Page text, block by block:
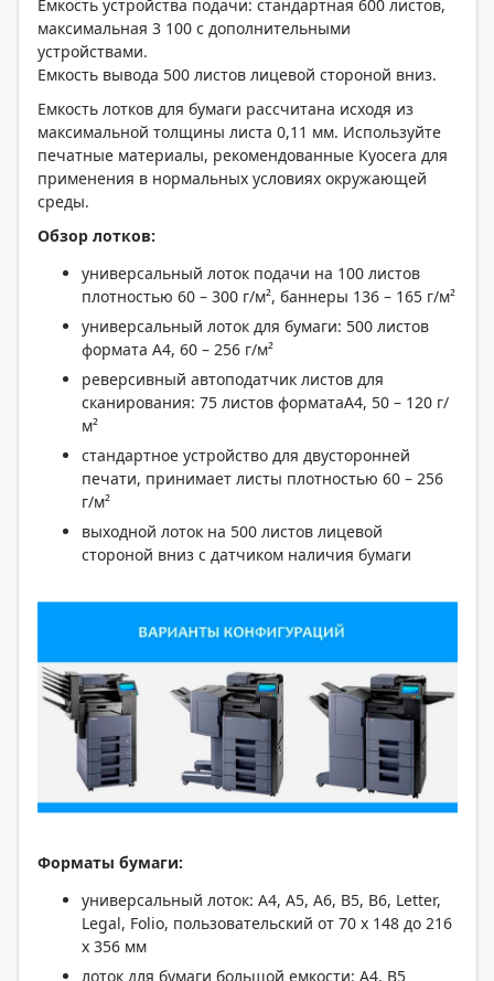
Емкость устройства подачи: стандартная 600 листов,
максимальная 3 100 с дополнительными
устройствами.
Емкость вывода 500 листов лицевой стороной вниз.
Емкость лотков для бумаги рассчитана исходя из
максимальной толщины листа 0,11 мм. Используйте
печатные материалы, рекомендованные Kyocera для
применения в нормальных условиях окружающей
среды.
Обзор лотков:
универсальный лоток подачи на 100 листов
плотностью 60 – 300 г/м², баннеры 136 – 165 г/м²
универсальный лоток для бумаги: 500 листов
формата А4, 60 – 256 г/м²
реверсивный автоподатчик листов для
сканирования: 75 листов форматаА4, 50 – 120 г/
м²
стандартное устройство для двусторонней
печати, принимает листы плотностью 60 – 256
г/м²
выходной лоток на 500 листов лицевой
стороной вниз с датчиком наличия бумаги
Форматы бумаги:
универсальный лоток: A4, A5, A6, B5, B6, Letter,
Legal, Folio, пользовательский от 70 x 148 до 216
x 356 мм
лоток для бумаги большой емкости: A4, B5